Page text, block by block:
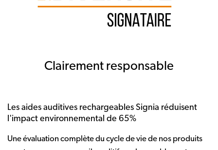
Clairement responsable
Les aides auditives rechargeables Signia réduisent
l'impact environnemental de 65%
Une évaluation complète du cycle de vie de nos produits